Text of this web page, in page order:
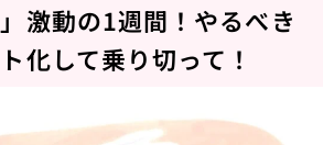
激動の1週間！やるべき
化して乗り切って！